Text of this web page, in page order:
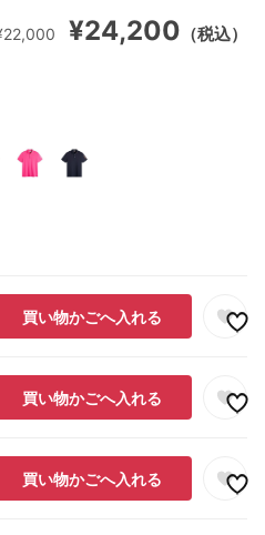
¥24,200 （税込）
買い物かごへ入れる
買い物かごへ入れる
買い物かごへ入れる